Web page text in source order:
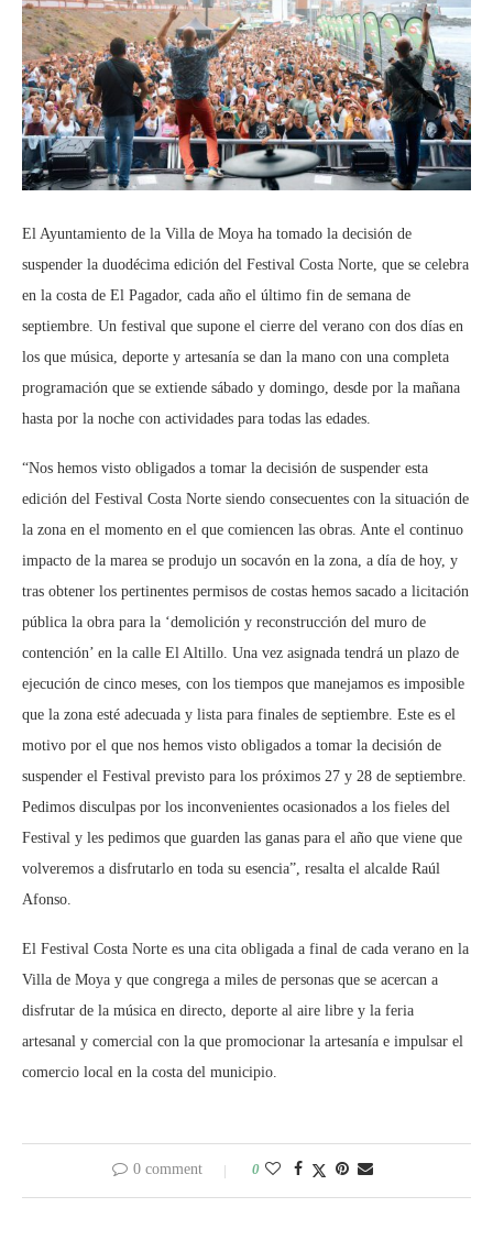
El Ayuntamiento de la Villa de Moya ha tomado la decisión de
suspender la duodécima edición del Festival Costa Norte, que se celebra
en la costa de El Pagador, cada año el último fin de semana de
septiembre. Un festival que supone el cierre del verano con dos días en
los que música, deporte y artesanía se dan la mano con una completa
programación que se extiende sábado y domingo, desde por la mañana
hasta por la noche con actividades para todas las edades.
“Nos hemos visto obligados a tomar la decisión de suspender esta
edición del Festival Costa Norte siendo consecuentes con la situación de
la zona en el momento en el que comiencen las obras. Ante el continuo
impacto de la marea se produjo un socavón en la zona, a día de hoy, y
tras obtener los pertinentes permisos de costas hemos sacado a licitación
pública la obra para la ‘demolición y reconstrucción del muro de
contención’ en la calle El Altillo. Una vez asignada tendrá un plazo de
ejecución de cinco meses, con los tiempos que manejamos es imposible
que la zona esté adecuada y lista para finales de septiembre. Este es el
motivo por el que nos hemos visto obligados a tomar la decisión de
suspender el Festival previsto para los próximos 27 y 28 de septiembre.
Pedimos disculpas por los inconvenientes ocasionados a los fieles del
Festival y les pedimos que guarden las ganas para el año que viene que
volveremos a disfrutarlo en toda su esencia”, resalta el alcalde Raúl
Afonso.
El Festival Costa Norte es una cita obligada a final de cada verano en la
Villa de Moya y que congrega a miles de personas que se acercan a
disfrutar de la música en directo, deporte al aire libre y la feria
artesanal y comercial con la que promocionar la artesanía e impulsar el
comercio local en la costa del municipio.
0 comment 0